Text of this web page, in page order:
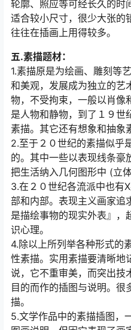
轮廓、照应等可经长久的时
适合较小尺寸，很少大张的
往往在插画上用得较多。
五.素描题材：
1.素描原是为绘画、雕刻等
和美观，发展成为独立的艺
物，不受拘束，一般以肖像
是人物和静物，到了１９世
素描。其它还有想象和抽象
2.至于２０世纪的素描似乎
的。其中一些以表现线条豪
把生活纳入几何图形中 (立体
3.在２０世纪各流派中也有
部和内部。表现主义画家追
是描绘事物的现实外表』，
识心理。
4.除以上所列举各种形式的
性素描。实用素描要清晰地
说，它不重审美，而突出技
目的而作的插图与说明。
描。
5.文学作品中的素描插图，